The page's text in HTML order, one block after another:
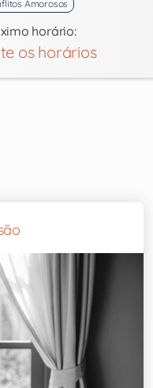
Amorosos
horário:
os horários